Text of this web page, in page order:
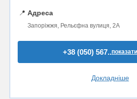
📍 Адреса
Запоріжжя, Рельєфна вулиця, 2А
+38 (050) 567..
Докладніше